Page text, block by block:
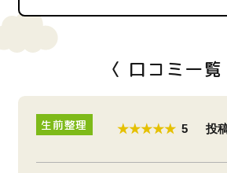
〈 口コミ一覧
生前整理 ★★★★★ 5 投